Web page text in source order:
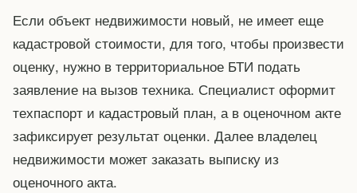
Если объект недвижимости новый, не имеет еще
кадастровой стоимости, для того, чтобы произвести
оценку, нужно в территориальное БТИ подать
заявление на вызов техника. Специалист оформит
техпаспорт и кадастровый план, а в оценочном акте
зафиксирует результат оценки. Далее владелец
недвижимости может заказать выписку из
оценочного акта.